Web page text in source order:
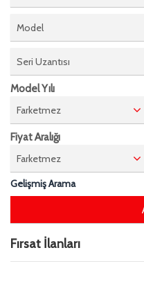
Model
Seri Uzantısı
Model Yılı
Farketmez
Fiyat Aralığı
Farketmez
Gelişmiş Arama
Fırsat İlanları